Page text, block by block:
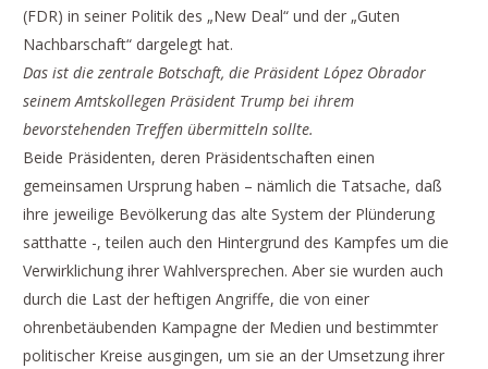
(FDR) in seiner Politik des „New Deal“ und der „Guten
Nachbarschaft“ dargelegt hat.
Das ist die zentrale Botschaft, die Präsident López Obrador
seinem Amtskollegen Präsident Trump bei ihrem
bevorstehenden Treffen übermitteln sollte.
Beide Präsidenten, deren Präsidentschaften einen
gemeinsamen Ursprung haben – nämlich die Tatsache, daß
ihre jeweilige Bevölkerung das alte System der Plünderung
satthatte -, teilen auch den Hintergrund des Kampfes um die
Verwirklichung ihrer Wahlversprechen. Aber sie wurden auch
durch die Last der heftigen Angriffe, die von einer
ohrenbetäubenden Kampagne der Medien und bestimmter
politischer Kreise ausgingen, um sie an der Umsetzung ihrer